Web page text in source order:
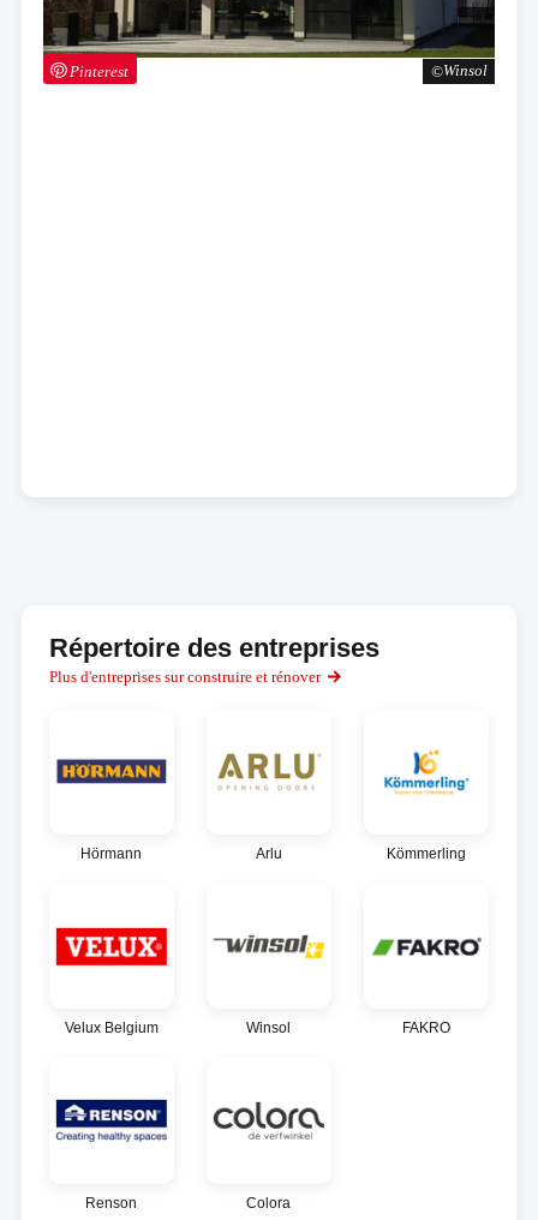
Winsol
Pinterest
Répertoire des entreprises
Plus d'entreprises sur construire et rénover
Hörmann Arlu Kömmerling
Velux Belgium Winsol FAKRO
Renson Colora